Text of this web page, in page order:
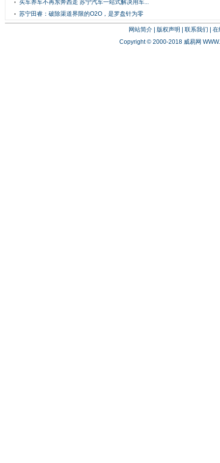
就...
买车养车不再东奔西走 苏宁汽车一站式解决用车...
苏宁田睿：破除渠道界限的O2O，是罗盘针为零
售...
网站简介| 版权声明 联系我们
在
Copyright © 2000-2018 威易网 WWW.